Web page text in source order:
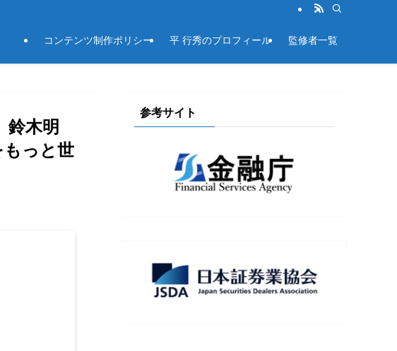
コンテンツ制作ポリシー 平 行秀のプロフィール 監修者一覧
木明
もっと世
参考サイト